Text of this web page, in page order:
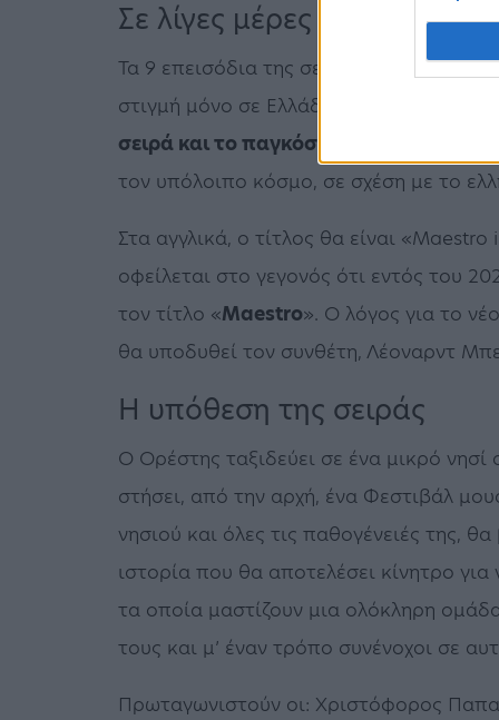
Σε λίγες μέρες η
Τα 9 επεισόδια της σειράς του
στιγμή μόνο σε Ελλάδα και Κύπρο και
σειρά και το παγκόσμιο κοινό
τον υπόλοιπο κόσμο, σε σχέση με το
Στα αγγλικά, ο τίτλος θα είναι
οφείλεται στο γεγονός ότι εντός του
τον τίτλο «Μaestro». Ο λόγος για το
θα υποδυθεί τον συνθέτη, Λέοναρντ
Η υπόθεση της σειράς
O Ορέστης ταξιδεύει σε ένα μικρό
στήσει, από την αρχή, ένα Φεστιβάλ
νησιού και όλες τις παθογένειές της,
ιστορία που θα αποτελέσει κίνητρο
τα οποία μαστίζουν μια ολόκληρη
τους και μ’ έναν τρόπο συνένοχοι σε
Πρωταγωνιστούν οι: Χριστόφορος